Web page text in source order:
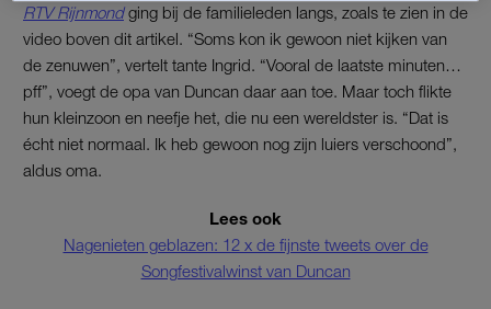
RTV Rijnmondging bij de familieleden langs, zoals te zien in de
video boven dit artikel. “Soms kon ik gewoon niet kijken van
de zenuwen”, vertelt tante Ingrid. “Vooral de laatste minuten…
pff”, voegt de opa van Duncan daar aan toe. Maar toch flikte
hun kleinzoon en neefje het, die nu een wereldster is. “Dat is
écht niet normaal. Ik heb gewoon nog zijn luiers verschoond”,
aldus oma.
Lees ook
Nagenieten geblazen: 12 x de fijnste tweets over de
Songfestivalwinst van Duncan